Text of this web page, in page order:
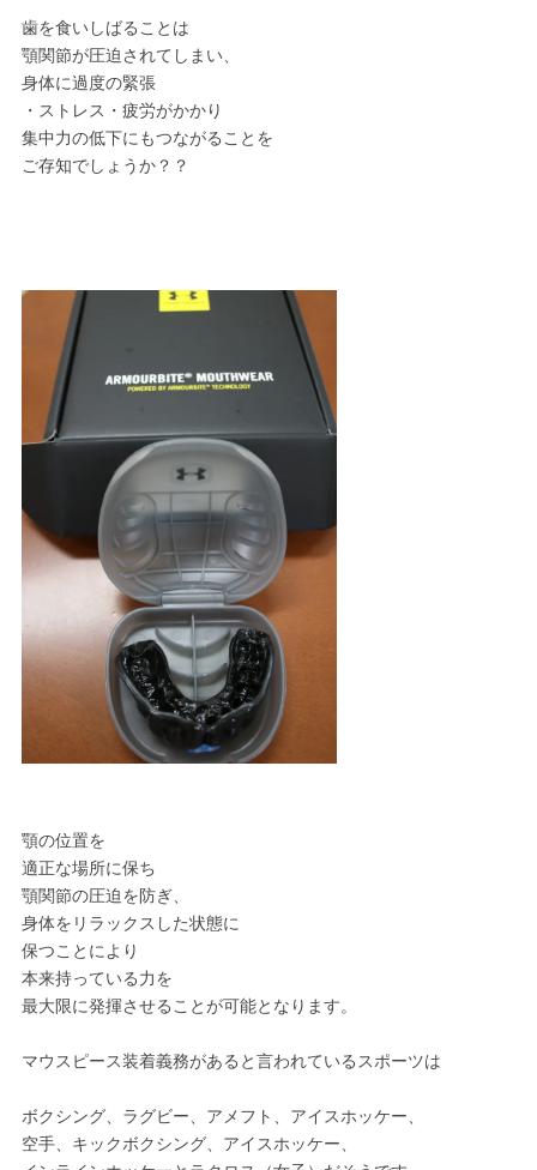
歯を食いしばることは
顎関節が圧迫されてしまい、
身体に過度の緊張
・ストレス・疲労がかかり
集中力の低下にもつながることを
ご存知でしょうか？？
顎の位置を
適正な場所に保ち
顎関節の圧迫を防ぎ、
身体をリラックスした状態に
保つことにより
本来持っている力を
最大限に発揮させることが可能となります。
マウスピース装着義務があると言われているスポーツは
ボクシング、ラグビー、アメフト、アイスホッケー、
空手、キックボクシング、アイスホッケー、